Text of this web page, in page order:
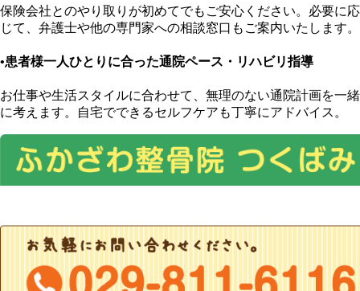
保険会社とのやり取りが初めてでもご安心ください。必要に応
じて、弁護士や他の専門家への相談窓口もご案内いたします。
•患者様一人ひとりに合った通院ペース・リハビリ指導
お仕事や生活スタイルに合わせて、無理のない通院計画を一緒
に考えます。自宅でできるセルフケアも丁寧にアドバイス。